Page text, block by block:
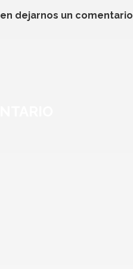
dejarnos un comentario